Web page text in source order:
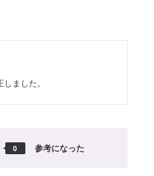
ました。
0 参考になった